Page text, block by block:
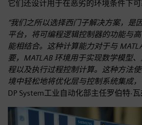
它们还设计用于在恶劣的环境条件下可
“我们之所以选择西门子解决方案，是
平台，将可编程逻辑控制器的功能与
能相结合。这种计算能力对于与
要，MATLAB 环境用于实现数学模型
程以及执行过程控制计算。这种方法
境中轻松地将优化层与控制系统集成，
DP System工业自动化部主任罗伯特·瓦